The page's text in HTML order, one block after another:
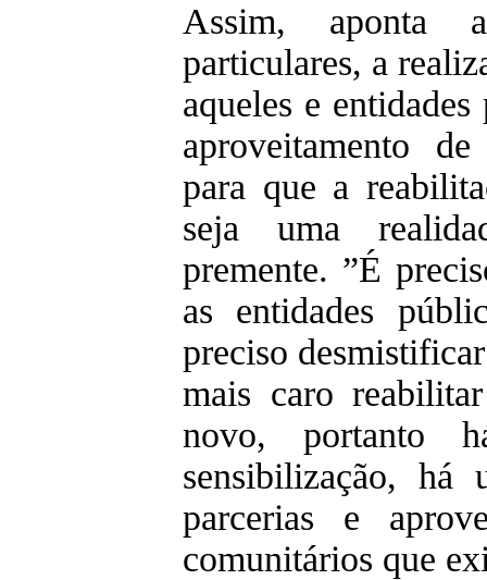
Assim, aponta
particulares, a
aqueles e
aproveitamento
para que a
seja uma
premente. ”É
as entidades
preciso
mais caro
novo, portanto
sensibilização, há
parcerias e
comunitários que